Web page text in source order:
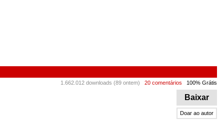
1.662.012 downloads (89 ontem) 20 comentários 100% Grátis
Baixar
Doar ao autor